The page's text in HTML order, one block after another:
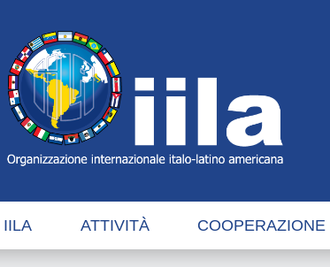
IILA ATTIVITÀ COOPERAZIONE